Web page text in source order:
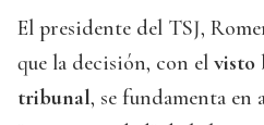
El presidente del TSJ,
que la decisión, con el visto
tribunal, se fundamenta en